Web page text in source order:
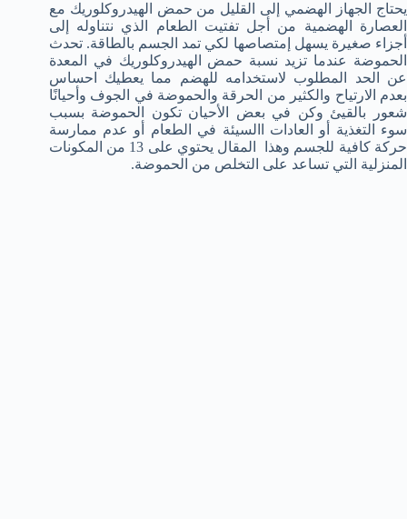
يحتاج الجهاز الهضمي إلى القليل من حمض الهيدروكلوريك مع
العصارة الهضمية من أجل تفتيت الطعام الذي نتناوله إلى
أجزاء صغيرة يسهل إمتصاصها لكي تمد الجسم بالطاقة. تحدث
الحموضة عندما تزيد نسبة حمض الهيدروكلوريك في المعدة
عن الحد المطلوب لاستخدامه للهضم مما يعطيك احساس
بعدم الارتياح والكثير من الحرقة والحموضة في الجوف وأحيانًا
شعور بالقيئ وكن في بعض الأحيان تكون الحموضة بسبب
سوء التغذية أو العادات االسيئة في الطعام أو عدم ممارسة
حركة كافية للجسم وهذا المقال يحتوي على 13 من المكونات
المنزلية التي تساعد على التخلص من الحموضة.